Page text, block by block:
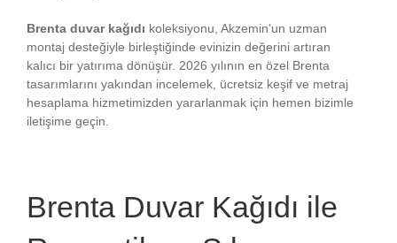
Brenta duvar kağıdı koleksiyonu, Akzemin’un uzman
montaj desteğiyle birleştiğinde evinizin değerini artıran
kalıcı bir yatırıma dönüşür. 2026 yılının en özel Brenta
tasarımlarını yakından incelemek, ücretsiz keşif ve metraj
hesaplama hizmetimizden yararlanmak için hemen bizimle
iletişime geçin.
Brenta Duvar Kağıdı ile